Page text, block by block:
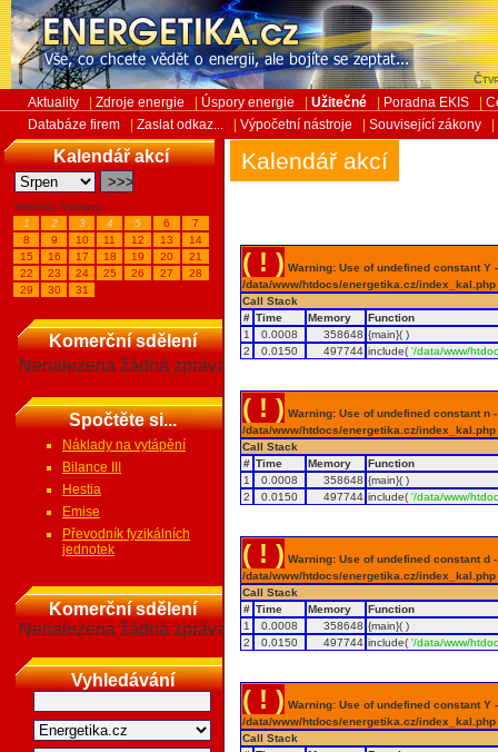
Aktuality Zdroje energie Úspory energie Užitečné Poradna EKIS
Databáze firem
Zaslat odkaz... Výpočetní nástroje Související zákony
Kalendář akcí
Veletrhy, Výstavy...
1
2 3 4 5 6
7
8
9 10 11 12 13
14
15
16 17 18 19 20
21
22
23 24 25 26 27
28
29
30 31
Komerční sdělení
Nenalezena žádná zpráva
Spočtěte si...
Náklady na vytápění
Bilance III
Hestia
Emise
Převodník fyzikálních
jednotek
Komerční sdělení
Nenalezena žádná zpráva
Vyhledávání
Kalendář akcí
( ! ) Warning: Use of undefined constant
/data/www/htdocs/energetika.cz/
Call Stack
# Time Memory
Function
1
0.0008 358648 {main}( )
2
0.0150 497744 include('/data/www/
( ! ) Warning: Use of undefined constant
/data/www/htdocs/energetika.cz/
Call Stack
# Time Memory
Function
1
0.0008 358648 {main}( )
2
0.0150 497744 include('/data/www/
( ! ) Warning: Use of undefined constant
/data/www/htdocs/energetika.cz/
Call Stack
# Time Memory
Function
1
0.0008 358648 {main}( )
2
0.0150 497744 include('/data/www/
( ! ) Warning: Use of undefined constant
/data/www/htdocs/energetika.cz/
Call Stack